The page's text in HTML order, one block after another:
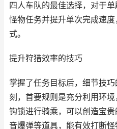
四人车队的最佳选择，对于
怪物任务并提升单次完成速
式。
提升狩猎效率的技巧
掌握了任务目标后，细节技
刻，首要规则是充分利用环
钩锁进行骑乘，可以创造宝
音爆弹等道具，能有效打断